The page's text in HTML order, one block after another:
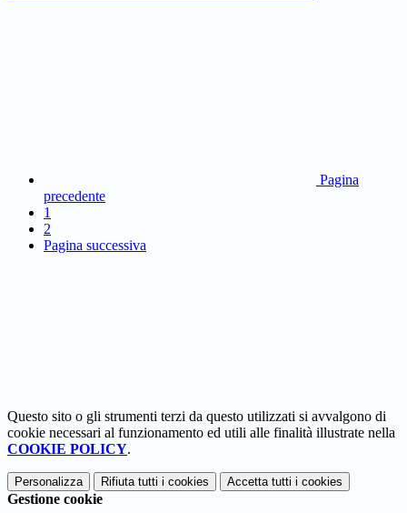
Pagina
precedente
1
2
Pagina successiva
Questo sito o gli strumenti terzi da questo utilizzati si avvalgono di
cookie necessari al funzionamento ed utili alle finalità illustrate nella
COOKIE POLICY.
Personalizza Rifiuta tutti i cookies Accetta tutti i cookies
Gestione cookie